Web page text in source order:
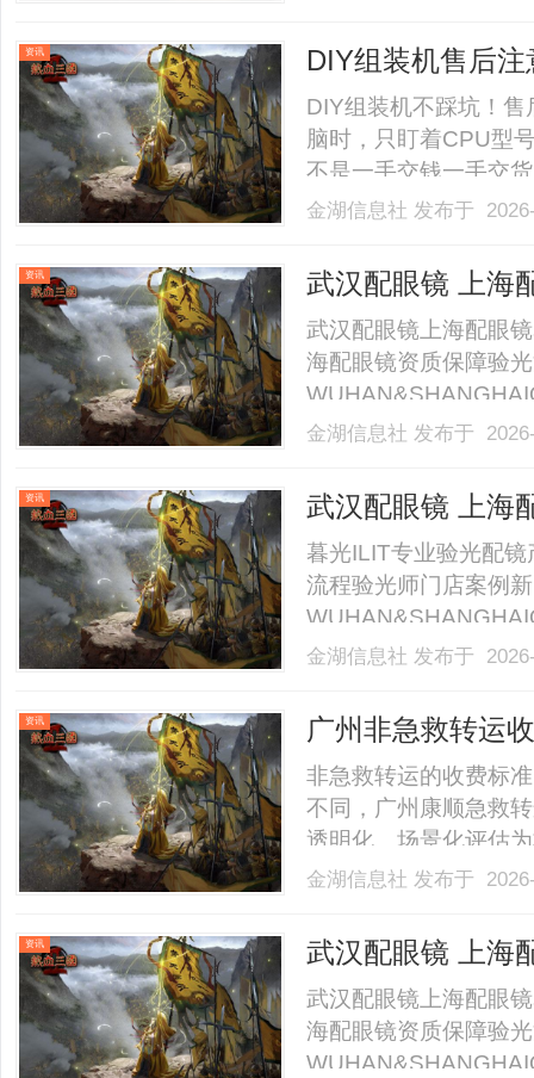
40%-60%优惠，兼顾
资讯 DIY组装机售后
DIY组装机不踩坑！
脑时，只盯着CPU型
不是一手交钱一手交
后谁能帮你兜底，拆
保形同虚设很多所谓“
金湖信息社 发布于
资讯 武汉配眼镜 上海
武汉配眼镜上海配眼
海配眼镜资质保障验
业验光配镜的写字楼
40%-60%优惠，兼顾
金湖信息社 发布于
资讯 武汉配眼镜 上海
暮光ILIT专业验光配
流程验光师门店案例
业验光配镜的写字楼
40%-60%优惠，兼顾
金湖信息社 发布于
资讯
广州非急救转运
构成
非急救转运的收费标
不同，广州康顺急救
透明化、场景化评估
救转运服务时，需重
准核心构成非急救转
用.........
金湖信息社 发布于
资讯 武汉配眼镜 上海
武汉配眼镜上海配眼
海配眼镜资质保障验